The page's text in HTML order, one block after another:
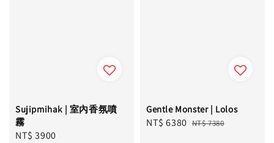
Sujipmihak | 室內香氛噴
霧
Regular
NT$ 3900
Gentle Monster | Lolos
Sale
NT$ 6380 Regular
NT$ 7380